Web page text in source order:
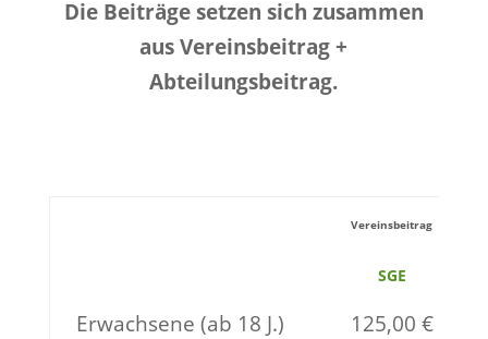
Die Beiträge setzen sich zusammen
aus Vereinsbeitrag +
Abteilungsbeitrag.
Vereinsbeitrag
SGE
Erwachsene (ab 18 J.) 125,00 €